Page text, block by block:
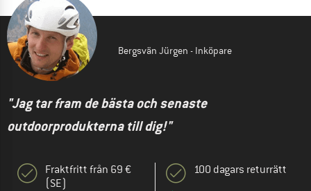
Bergsvän Jürgen - Inköpare
"Jag tar fram de bästa och senaste
outdoorprodukterna till dig!"
Fraktfritt från 69 €
(SE)
100 dagars returrätt